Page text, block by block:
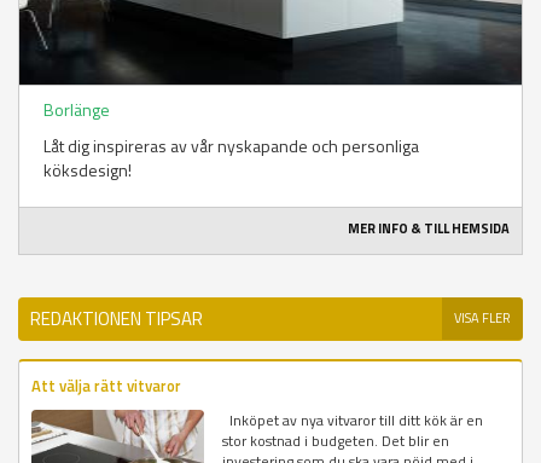
Borlänge
Låt dig inspireras av vår nyskapande och personliga
köksdesign!
MER INFO & TILL HEMSIDA
REDAKTIONEN TIPSAR VISA FLER
Att välja rätt vitvaror
Inköpet av nya vitvaror till ditt kök är en
stor kostnad i budgeten. Det blir en